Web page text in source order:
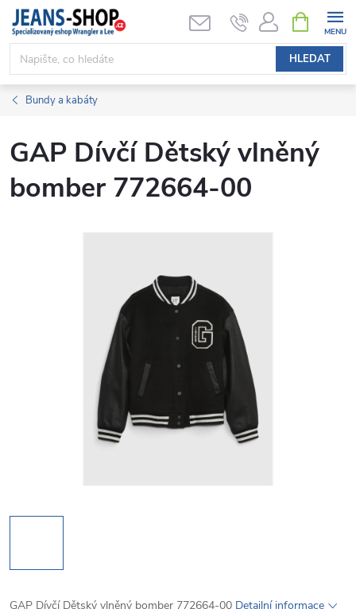
Přejít
obsah
HLEDAT
NÁKUPNÍ
KOŠÍK
Bundy a kabáty
GAP Dívčí Dětský vlněný
bomber 772664-00
GAP Dívčí Dětský vlněný bomber 772664-00 Detailní informace